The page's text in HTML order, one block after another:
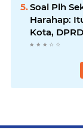
Soal Plh
Harahap:
Kota,